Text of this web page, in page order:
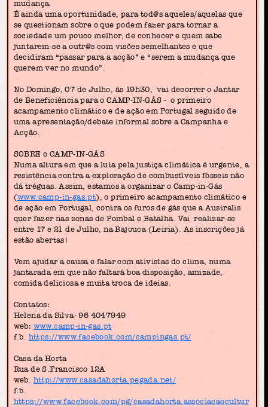
mudança.
É ainda uma oportunidade, para tod@s aqueles/aquelas que
se questionam sobre o que podem fazer para tornar a
sociedade um pouco melhor, de conhecer e quem sabe
juntarem-se a outr@s com visões semelhantes e que
decidiram “passar para a acção” e “serem a mudança que
querem ver no mundo”.
No Domingo, 07 de Julho, às 19h30, vai decorrer o Jantar
de Beneficiência para o CAMP-IN-GÁS - o primeiro
acampamento climático e de ação em Portugal seguido de
uma apresentação/debate informal sobre a Campanha e
Acção.
SOBRE o CAMP-IN-GÁS
Numa altura em que a luta pela justiça climática é urgente, a
resistência contra a exploração de combustíveis fósseis não
dá tréguas. Assim, estamos a organizar o Camp-in-Gás
(www.camp-in-gas.pt), o primeiro acampamento climático e
de ação em Portugal, contra os furos de gás que a Australis
quer fazer nas zonas de Pombal e Batalha. Vai realizar-se
entre 17 e 21 de Julho, na Bajouca (Leiria). As inscrições já
estão abertas!
Vem ajudar a causa e falar com ativistas do clima, numa
jantarada em que não faltará boa disposição, amizade,
comida deliciosa e muita troca de ideias.
Contatos:
Helena da Silva- 96 4047949
web: www.camp-in-gas.pt
f.b. https://www.facebook.com/campingas.pt/
Casa da Horta
Rua de S.Francisco 12A
web. http://www.casadahorta.pegada.net/
f.b.
https://www.facebook.com/pg/casadahorta.associacaocultur